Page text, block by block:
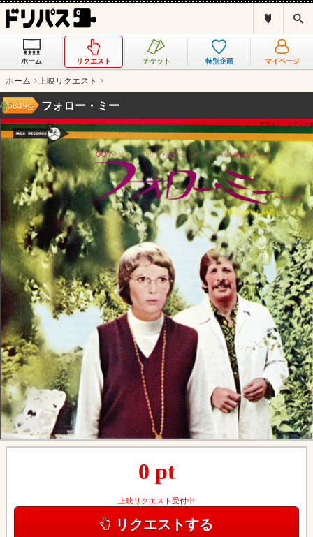
ス
ホーム リクエスト チケット 特別企画 マイページ
ホーム 上映リクエスト
フォロー・ミー
5849位
0 pt
上映リクエスト受付中
リクエストする